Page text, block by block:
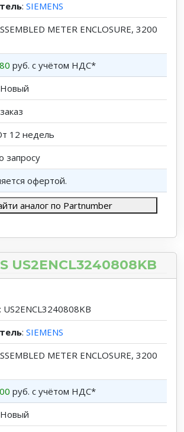
: SIEMENS
METER ENCLOSURE, 3200
руб. с учётом НДС*
12 недель
запросу
офертой.
аналог по Partnumber
US2ENCL3240808KB
: US2ENCL3240808KB
: SIEMENS
METER ENCLOSURE, 3200
руб. с учётом НДС*